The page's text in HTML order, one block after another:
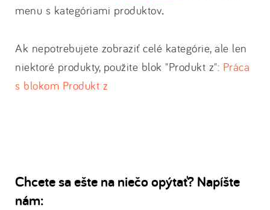
menu s kategóriami produktov.
Ak nepotrebujete zobraziť celé kategórie, ale len
niektoré produkty, použite blok "Produkt z": Práca
s blokom Produkt z
Chcete sa ešte na niečo opýtať? Napíšte
nám: